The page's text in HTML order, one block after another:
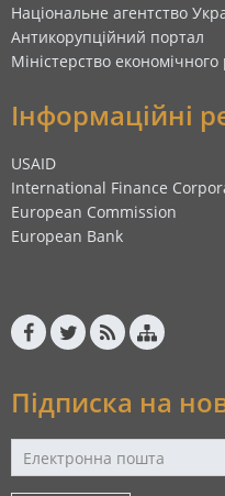
Національне агентство
Антикорупційний портал
Міністерство економічного
Інформаційні
USAID
International Finance
European Commission
European Bank
Підписка на